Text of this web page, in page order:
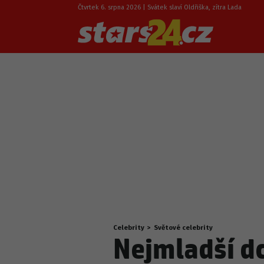
Čtvrtek 6. srpna 2026 | Svátek slaví Oldřiška, zítra Lada
Nacházíte
se
zde:
Celebrity > Světové celebrity
Nejmladší